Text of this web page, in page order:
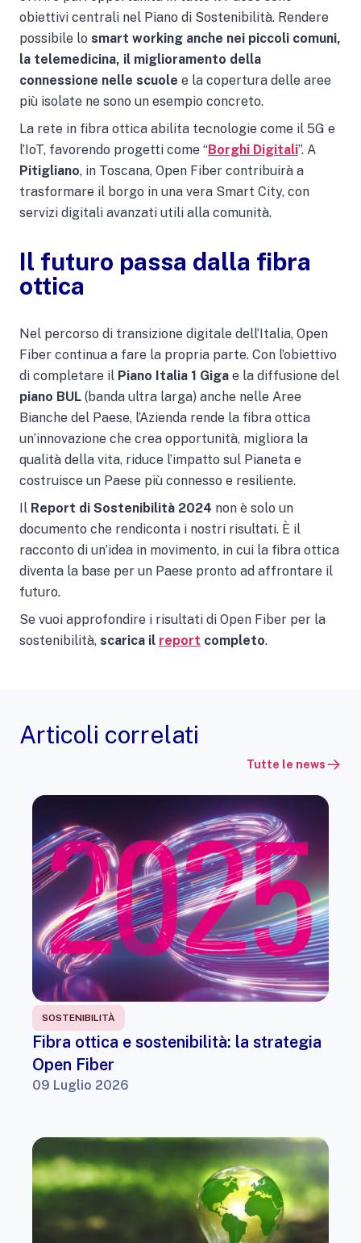
obiettivi centrali nel Piano di Sostenibilità. Rendere
possibile lo smart working anche nei piccoli comuni,
la telemedicina, il miglioramento della
connessione nelle scuole e la copertura delle aree
più isolate ne sono un esempio concreto.
La rete in fibra ottica abilita tecnologie come il 5G e
l’IoT, favorendo progetti come “Borghi Digitali”. A
Pitigliano, in Toscana, Open Fiber contribuirà a
trasformare il borgo in una vera Smart City, con
servizi digitali avanzati utili alla comunità.
Il futuro passa dalla fibra
ottica
Nel percorso di transizione digitale dell’Italia, Open
Fiber continua a fare la propria parte. Con l’obiettivo
di completare il Piano Italia 1 Giga e la diffusione del
piano BUL (banda ultra larga) anche nelle Aree
Bianche del Paese, l’Azienda rende la fibra ottica
un’innovazione che crea opportunità, migliora la
qualità della vita, riduce l’impatto sul Pianeta e
costruisce un Paese più connesso e resiliente.
Il Report di Sostenibilità 2024 non è solo un
documento che rendiconta i nostri risultati. È il
racconto di un’idea in movimento, in cui la fibra ottica
diventa la base per un Paese pronto ad affrontare il
futuro.
Se vuoi approfondire i risultati di Open Fiber per la
sostenibilità, scarica il report completo.
Articoli correlati
Tutte le news
SOSTENIBILITÀ
Fibra ottica e sostenibilità: la strategia
Open Fiber
09 Luglio 2026